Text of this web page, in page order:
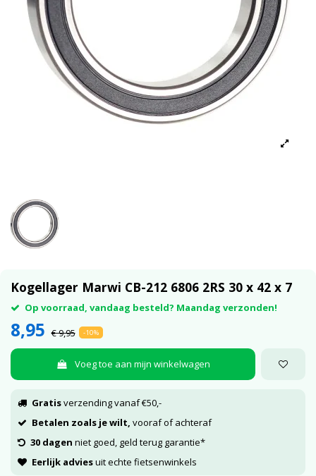
Kogellager Marwi CB-212 6806 2RS 30 x 42 x 7
Op voorraad, vandaag besteld? Maandag verzonden!
8,95 € 9,95 -10%
Voeg toe aan mijn winkelwagen
Gratisverzending vanaf €50,-
Betalen zoals je wilt, vooraf of achteraf
30 dagen niet goed, geld terug garantie*
Eerlijk adviesuit echte fietsenwinkels